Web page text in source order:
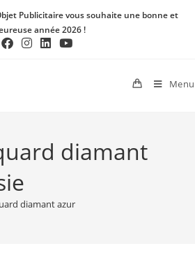
Publicitaire vous souhaite une bonne et
année 2026 !
Menu
diamant
diamant azur